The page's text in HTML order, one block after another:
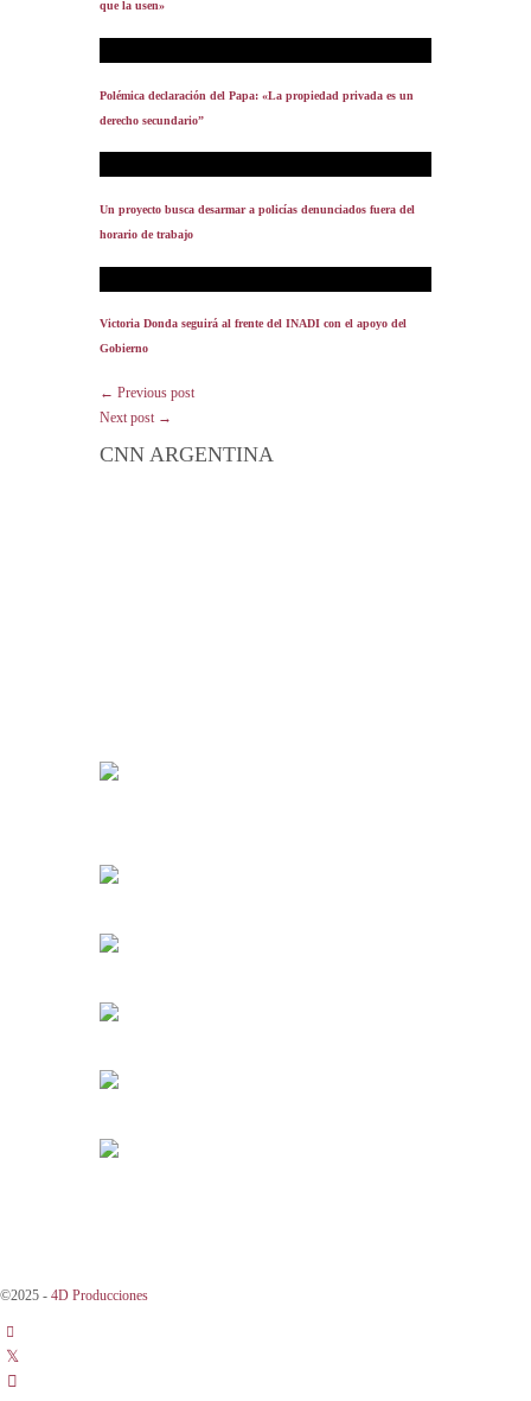
que la usen»
Polémica declaración del Papa: «La propiedad privada es un
derecho secundario”
Un proyecto busca desarmar a policías denunciados fuera del
horario de trabajo
Victoria Donda seguirá al frente del INADI con el apoyo del
Gobierno
← Previous post
Next post →
CNN ARGENTINA
©2025 - 4D Producciones